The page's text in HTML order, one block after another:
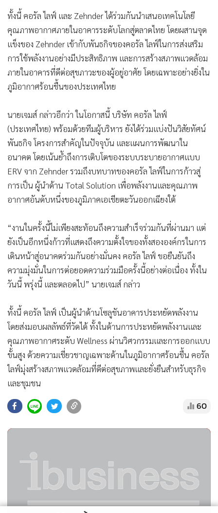
ทั้งนี้ คอรัล ไลฟ์ และ Zehnder ได้ร่วมกันนำเสนอเทคโนโลยี
คุณภาพอากาศภายในอาคารระดับโลกสู่ตลาดไทย โดยผสานจุด
แข็งของ Zehnder เข้ากับพันธกิจของคอรัล ไลฟ์ในการส่งเสริม
การใช้พลังงานอย่างมีประสิทธิภาพ และการสร้างสภาพแวดล้อม
ภายในอาคารที่ดีต่อสุขภาวะของผู้อยู่อาศัย โดยเฉพาะอย่างยิ่งใน
ภูมิอากาศร้อนชื้นของประเทศไทย
นายเจมส์ กล่าวอีกว่า ในโอกาสนี้ บริษัท คอรัล ไลฟ์
(ประเทศไทย) พร้อมด้วยทีมผู้บริหาร ยังได้ร่วมแบ่งปันวิสัยทัศน์
พันธกิจ โครงการสำคัญในปัจจุบัน และแผนการพัฒนาใน
อนาคต โดยเน้นย้ำถึงการเติบโตของระบบระบายอากาศแบบ
ERV จาก Zehnder รวมถึงบทบาทของคอรัล ไลฟ์ในการก้าวสู่
การเป็น ผู้นำด้าน Total Solution เพื่อพลังงานและคุณภาพ
อากาศอันดับหนึ่งของภูมิภาคเอเชียตะวันออกเฉียงใต้
“งานในครั้งนี้ไม่เพียงสะท้อนถึงความสำเร็จร่วมกันที่ผ่านมา แต่
ยังเป็นอีกหนึ่งก้าวที่แสดงถึงความตั้งใจของทั้งสององค์กรในการ
เดินหน้าสู่อนาคตร่วมกันอย่างมั่นคง คอรัล ไลฟ์ ขอยืนยันถึง
ความมุ่งมั่นในการต่อยอดความร่วมมือครั้งนี้อย่างต่อเนื่อง ทั้งใน
วันนี้ พรุ่งนี้ และตลอดไป” นายเจมส์ กล่าว
ทั้งนี้ คอรัล ไลฟ์ เป็นผู้นำด้านโซลูชันอาคารประหยัดพลังงาน
โดยส่งมอบผลลัพธ์ที่วัดได้ ทั้งในด้านการประหยัดพลังงานและ
คุณภาพอากาศระดับ Wellness ผ่านวิศวกรรมและการออกแบบ
ขั้นสูง ด้วยความเชี่ยวชาญเฉพาะด้านในภูมิอากาศร้อนชื้น คอรัล
ไลฟ์มุ่งสร้างสภาพแวดล้อมที่ดีต่อสุขภาพและยั่งยืนสำหรับธุรกิจ
และชุมชน
60